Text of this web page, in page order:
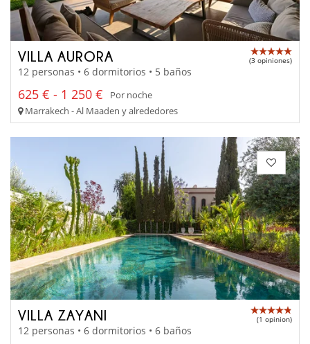
VILLA AURORA (3 opiniones)
12 personas • 6 dormitorios • 5 baños
625 € - 1 250 €
Por noche
Marrakech - Al Maaden y alrededores
VILLA ZAYANI (1 opinion)
12 personas • 6 dormitorios • 6 baños